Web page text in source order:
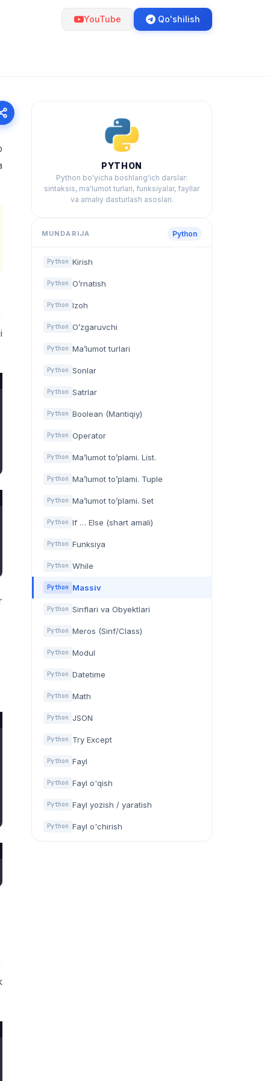
YouTube Qo'shilish
PYTHON
Python bo'yicha boshlang'ich darslar:
sintaksis, ma'lumot turlari, funksiyalar, fayllar
va amaliy dasturlash asoslari.
MUNDARIJA Python
Python Kirish
Python O’rnatish
Python Izoh
Python O’zgaruvchi
Python Ma’lumot turlari
Python Sonlar
Python Satrlar
Python Boolean (Mantiqiy)
Python Operator
Python Ma’lumot to’plami. List.
Python Ma’lumot to’plami. Tuple
Python Ma’lumot to’plami. Set
Python If … Else (shart amali)
Python Funksiya
Python While
Python Massiv
Python Sinflari va Obyektlari
Python Meros (Sinf/Class)
Python Modul
Python Datetime
Python Math
Python JSON
Python Try Except
Python Fayl
Python Fayl o'qish
Python Fayl yozish / yaratish
Python Fayl o'chirish